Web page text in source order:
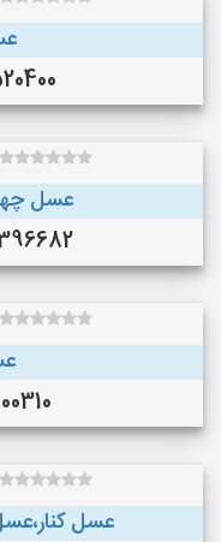
عسل
عسل